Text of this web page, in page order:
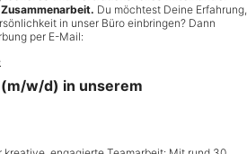
Du möchtest Deine Erfahrung,
in unser Büro einbringen? Dann
per E-Mail:
w/d) in unserem